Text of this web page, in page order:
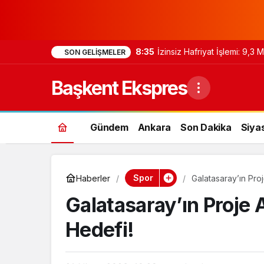
SON GELIŞMELER 8:35 İzinsiz Hafriyat İşlemi: 9,3
Başkent Ekspres
Gündem Ankara Son Dakika
Haberler Spor Galatasaray’ın
Galatasaray’ın
Hedefi!